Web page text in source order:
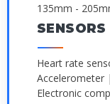
135mm -
SENSORS
Heart rate
Accelerometer
Electronic